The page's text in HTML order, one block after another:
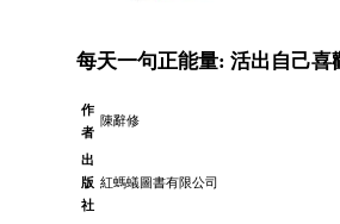
每天一句正能量: 活出自己喜
作
者
陳辭修
出
版
社
紅螞蟻圖書有限公司